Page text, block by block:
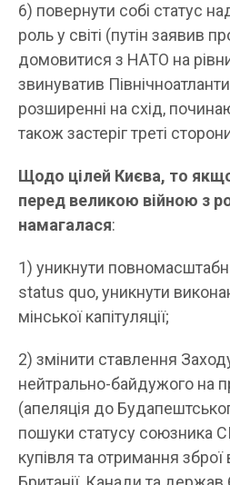
6) повернути собі статус
роль у світі (путін заявив
домовитися з НАТО на
звинуватив
розширенні на схід,
також застеріг треті
Щодо цілей Києва, то
перед великою війною з
намагалася:
1) уникнути
status quo, уникнути
мінської капітуляції;
2) змінити ставлення
нейтрально-байдужого на
(апеляція до
пошуки статусу союзника
купівля та отримання